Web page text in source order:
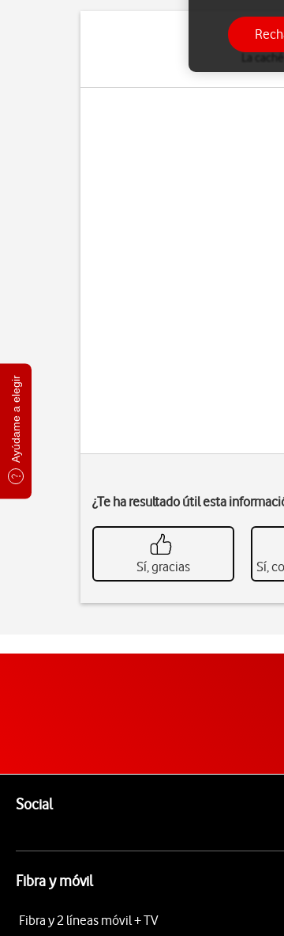
Ayúdame a elegir
¿Te ha resultado útil esta
Sí, gracias Sí,
SocialEnlaces a las redes sociales de
Fibra y móvil
Fibra y 2 líneas móvil + TV